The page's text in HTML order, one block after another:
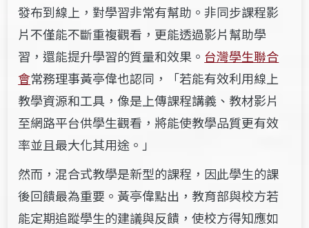
發布到線上，對學習非常有幫助 。非同步課程影
片不僅能不斷重複觀看，更能透過影片幫助學
習，還能提升學習的質量和效果。 台灣學生聯合
會常務理事黃亭偉也認同，「若能有效利用線上
教學資源和工具，像是上傳課程講義、教材影片
至網路平台供學生觀看，將能使教學品質更有效
率並且最大化其用途。」
然而，混合式教學是新型的課程，因此學生的課
後回饋最為重要。 黃亭偉點出，教育部與校方若
能定期追蹤學生的建議與反饋，使校方得知應如